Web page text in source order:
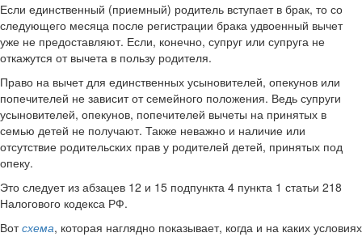
Если единственный (приемный) родитель вступает в брак, то со
следующего месяца после регистрации брака удвоенный вычет
уже не предоставляют. Если, конечно, супруг или супруга не
откажутся от вычета в пользу родителя.
Право на вычет для единственных усыновителей, опекунов или
попечителей не зависит от семейного положения. Ведь супруги
усыновителей, опекунов, попечителей вычеты на принятых в
семью детей не получают. Также неважно и наличие или
отсутствие родительских прав у родителей детей, принятых под
опеку.
Это следует из абзацев 12 и 15 подпункта 4 пункта 1 статьи 218
Налогового кодекса РФ.
Вотсхема, которая наглядно показывает, когда и на каких условиях